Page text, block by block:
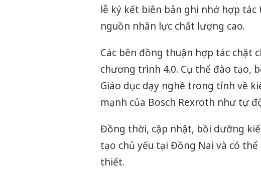
lễ ký kết biên bản ghi nhớ hợp
nguồn nhân lực chất lượng cao.
Các bên đồng thuận hợp tác chặt
chương trình 4.0. Cụ thể đào tạo,
Giáo dục dạy nghề trong tỉnh về
mạnh của Bosch Rexroth như tự
Đồng thời, cập nhật, bồi dưỡng
tạo chủ yếu tại Đồng Nai và có
thiết.